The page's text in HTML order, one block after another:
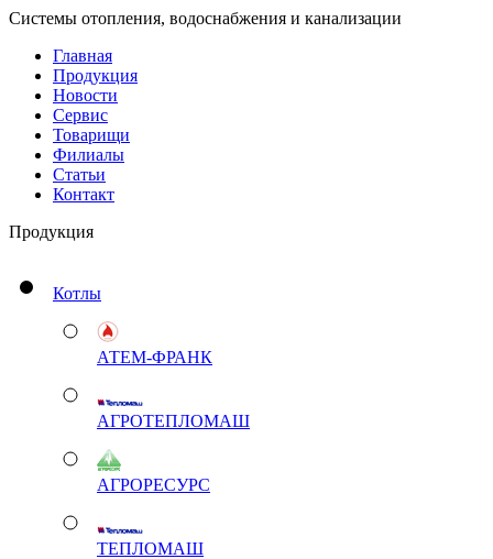
Системы отопления, водоснабжения и канализации
Главная
Продукция
Новости
Сервис
Товарищи
Филиалы
Статьи
Контакт
Продукция
Котлы
АТЕМ-ФРАНК
АГРОТЕПЛОМАШ
АГРОРЕСУРС
ТЕПЛОМАШ